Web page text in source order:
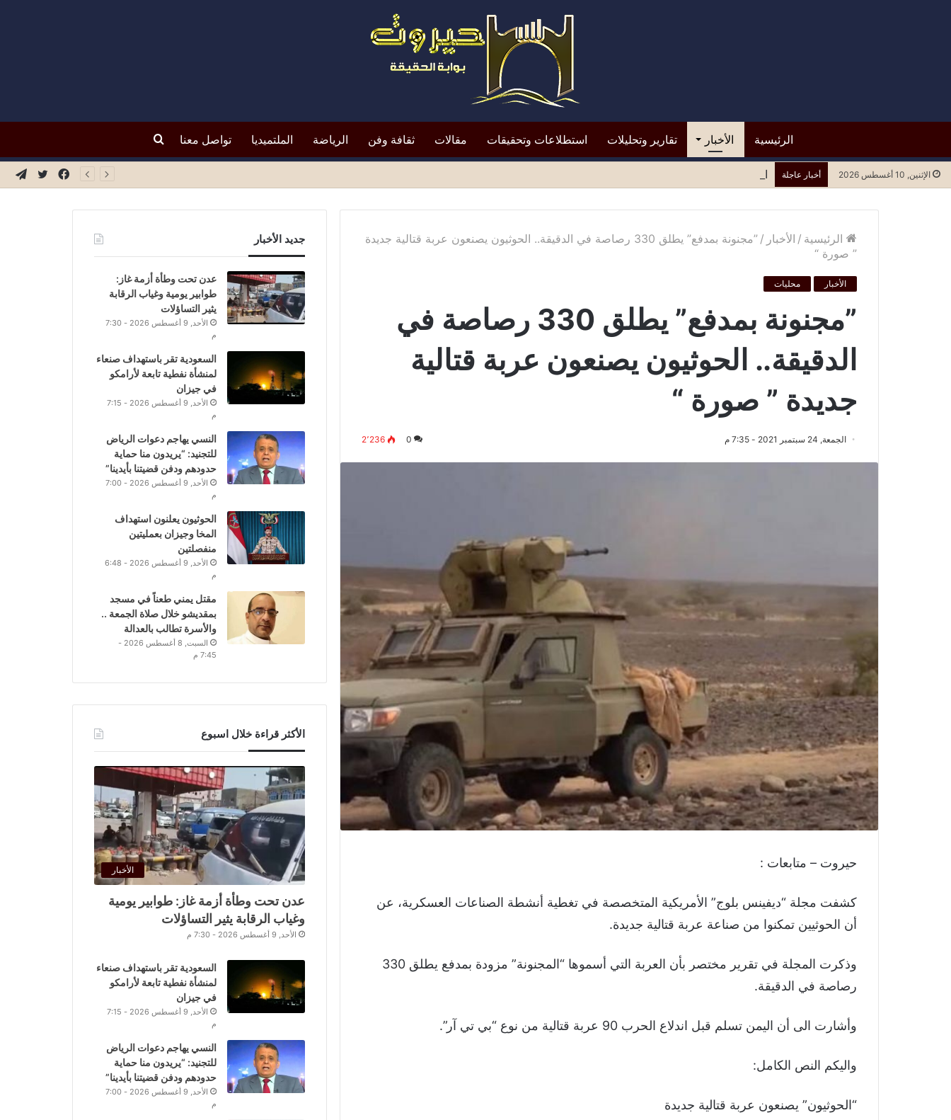
الرئيسية الأخبار تقارير وتحليلات استطلاعات وتحقيقات مقالات ثقافة وفن الرياضة الملتميديا تواصل معنا بحث
الإثنين, 10 أغسطس 2026 أخبار عاجلة السعودية تقر باستهداف صنعاء لمنشأة نفطية تابعة لأرامكو في جيزان تويتر
فيسبوك
الرئيسية / الأخبار /
”مجنونة بمدفع” يطلق 330 رصاصة في الدقيقة.. الحوثيون يصنعون عربة قتالية جديدة
” صورة “
الأخبار محليات
”مجنونة بمدفع” يطلق 330 رصاصة في
الدقيقة.. الحوثيون يصنعون عربة قتالية
جديدة ” صورة “
الجمعة, 24 سبتمبر 2021 - 7:35 م 0 2٬236
حيروت – متابعات :
كشفت مجلة “ديفينس بلوج” الأمريكية المتخصصة في تغطية أنشطة الصناعات العسكرية، عن
أن الحوثيين تمكنوا من صناعة عربة قتالية جديدة.
وذكرت المجلة في تقرير مختصر بأن العربة التي أسموها “المجنونة” مزودة بمدفع يطلق 330
رصاصة في الدقيقة.
وأشارت الى أن اليمن تسلم قبل اندلاع الحرب 90 عربة قتالية من نوع “بي تي آر”.
واليكم النص الكامل:
“الحوثيون” يصنعون عربة قتالية جديدة
جديد الأخبار
عدن تحت وطأة أزمة غاز:
طوابير يومية وغياب الرقابة
يثير التساؤلات
الأحد, 9 أغسطس 2026 - 7:30
م
السعودية تقر باستهداف صنعاء
لمنشأة نفطية تابعة لأرامكو
في جيزان
الأحد, 9 أغسطس 2026 - 7:15
م
النسي يهاجم دعوات الرياض
للتجنيد: “يريدون منا حماية
حدودهم ودفن قضيتنا بأيدينا”
الأحد, 9 أغسطس 2026 - 7:00
م
الحوثيون يعلنون استهداف
المخا وجيزان بعمليتين
منفصلتين
الأحد, 9 أغسطس 2026 - 6:48
م
مقتل يمني طعناً في مسجد
بمقديشو خلال صلاة الجمعة ..
والأسرة تطالب بالعدالة
السبت, 8 أغسطس 2026 -
7:45 م
الأكثر قراءة خلال اسبوع
الأخبار
عدن تحت وطأة أزمة غاز: طوابير يومية
وغياب الرقابة يثير التساؤلات
الأحد, 9 أغسطس 2026 - 7:30 م
السعودية تقر باستهداف صنعاء
لمنشأة نفطية تابعة لأرامكو
في جيزان
الأحد, 9 أغسطس 2026 - 7:15
م
النسي يهاجم دعوات الرياض
للتجنيد: “يريدون منا حماية
حدودهم ودفن قضيتنا بأيدينا”
الأحد, 9 أغسطس 2026 - 7:00
م